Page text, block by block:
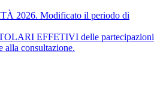
2026. Modificato il periodo di
EFFETIVI delle partecipazioni
alla consultazione.